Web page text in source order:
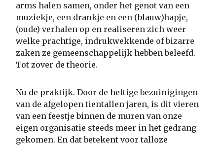
arms halen samen, onder het genot van een
muziekje, een drankje en een (blauw)hapje,
(oude) verhalen op en realiseren zich weer
welke prachtige, indrukwekkende of bizarre
zaken ze gemeenschappelijk hebben beleefd.
Tot zover de theorie.
Nu de praktijk. Door de heftige bezuinigingen
van de afgelopen tientallen jaren, is dit vieren
van een feestje binnen de muren van onze
eigen organisatie steeds meer in het gedrang
gekomen. En dat betekent voor talloze